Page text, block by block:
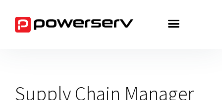
Inhalt
springen
Supply Chain Manager